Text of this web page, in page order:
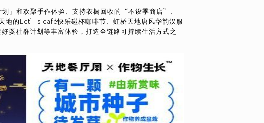
」和欢聚手作体验、支持衣橱回收的“不设季商店”、
地的Let’s café快乐碰杯咖啡节、虹桥天地唐风华韵汉服
耍社群计划等丰富体验，打造全链路可持续生活方式之